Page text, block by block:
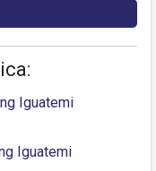
Iguatemi
Iguatemi